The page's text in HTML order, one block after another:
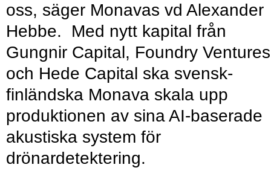
oss, säger Monavas vd Alexander
Hebbe. Med nytt kapital från
Gungnir Capital, Foundry Ventures
och Hede Capital ska svensk-
finländska Monava skala upp
produktionen av sina AI-baserade
akustiska system för
drönardetektering.